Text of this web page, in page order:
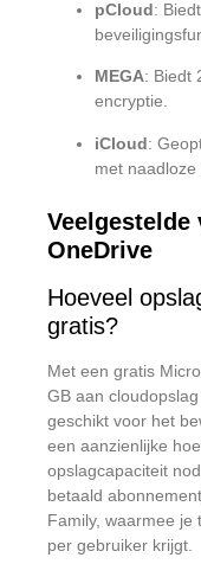
pCloud:
MEGA: Biedt
encryptie.
iCloud:
met naadloze
OneDrive
Hoeveel
gratis?
Met een gratis
GB aan
geschikt voor het
een aanzienlijke
opslagcapaciteit
betaald
Family, waarmee je
per gebruiker krijgt.